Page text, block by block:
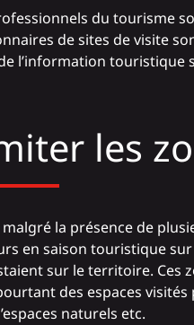
du tourisme
de sites de visite
l’information touristique
les
malgré la présence de
en saison touristique
sur le territoire. Ces
des espaces visités
naturels etc.